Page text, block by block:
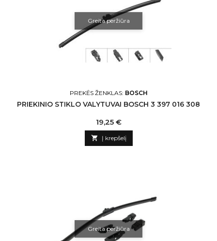
Greita peržiūra
PREKĖS ŽENKLAS: BOSCH
PRIEKINIO STIKLO VALYTUVAI BOSCH 3 397 016 308
Kaina
19,25 €
 Į krepšelį
Greita peržiūra